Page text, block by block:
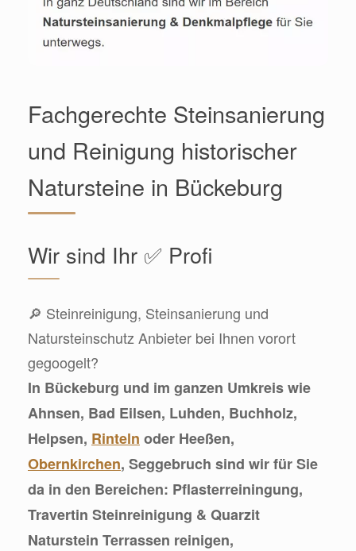
Fachgerechte Steinsanierung
und Reinigung historischer
Natursteine in Bückeburg
Wir sind Ihr ✅ Profi
🔎 Steinreinigung, Steinsanierung und
Natursteinschutz Anbieter bei Ihnen vorort
gegoogelt?
In Bückeburg und im ganzen Umkreis wie
Ahnsen, Bad Eilsen, Luhden, Buchholz,
Helpsen, Rinteln oder Heeßen,
Obernkirchen, Seggebruch sind wir für Sie
da in den Bereichen: Pflasterreiningung,
Travertin Steinreinigung & Quarzit
Naturstein Terrassen reinigen,